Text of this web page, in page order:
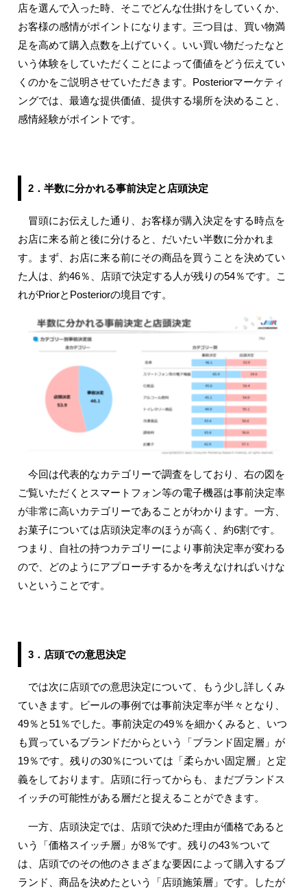
店を選んで入った時、そこでどんな仕掛けをしていくか、
お客様の感情がポイントになります。三つ目は、買い物満
足を高めて購入点数を上げていく。いい買い物だったなと
いう体験をしていただくことによって価値をどう伝えてい
くのかをご説明させていただきます。Posteriorマーケティ
ングでは、最適な提供価値、提供する場所を決めること、
感情経験がポイントです。
2．半数に分かれる事前決定と店頭決定
冒頭にお伝えした通り、お客様が購入決定をする時点を
お店に来る前と後に分けると、だいたい半数に分かれま
す。まず、お店に来る前にその商品を買うことを決めてい
た人は、約46％、店頭で決定する人が残りの54％です。こ
れがPriorとPosteriorの境目です。
今回は代表的なカテゴリーで調査をしており、右の図を
ご覧いただくとスマートフォン等の電子機器は事前決定率
が非常に高いカテゴリーであることがわかります。一方、
お菓子については店頭決定率のほうが高く、約6割です。
つまり、自社の持つカテゴリーにより事前決定率が変わる
ので、どのようにアプローチするかを考えなければいけな
いということです。
3．店頭での意思決定
では次に店頭での意思決定について、もう少し詳しくみ
ていきます。ビールの事例では事前決定率が半々となり、
49％と51％でした。事前決定の49％を細かくみると、いつ
も買っているブランドだからという「ブランド固定層」が
19％です。残りの30％については「柔らかい固定層」と定
義をしております。店頭に行ってからも、まだブランドス
イッチの可能性がある層だと捉えることができます。
一方、店頭決定では、店頭で決めた理由が価格であると
いう「価格スイッチ層」が8％です。残りの43％ついて
は、店頭でのその他のさまざまな要因によって購入するブ
ランド、商品を決めたという「店頭施策層」です。したが